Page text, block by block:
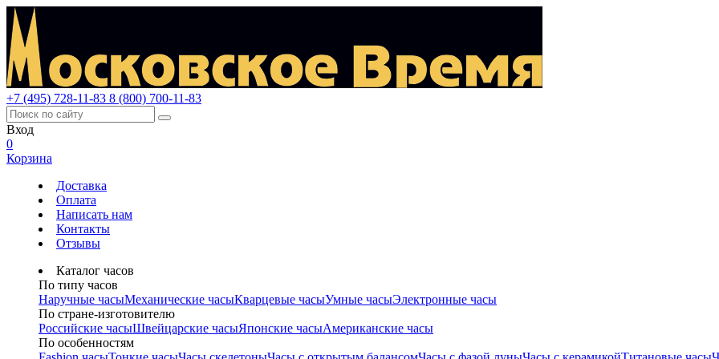
+7 (495) 728-11-83 8 (800) 700-11-83
Вход
0
Корзина
Доставка
Оплата
Написать нам
Контакты
Отзывы
Каталог часов
По типу часов
Наручные часыМеханические часыКварцевые часыУмные часыЭлектронные часы
По стране-изготовителю
Российские часыШвейцарские часыЯпонские часыАмериканские часы
По особенностям